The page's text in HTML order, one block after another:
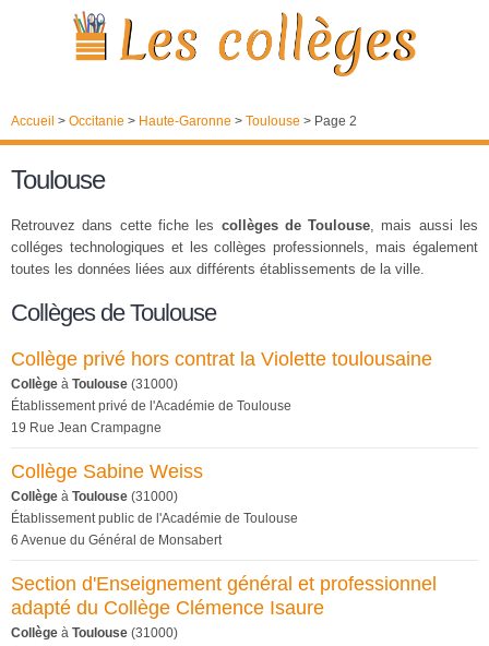
Accueil > Occitanie > Haute-Garonne > Toulouse > Page 2
Toulouse
Retrouvez dans cette fiche les collèges de Toulouse, mais aussi les
colléges technologiques et les collèges professionnels, mais également
toutes les données liées aux différents établissements de la ville.
Collèges de Toulouse
Collège privé hors contrat la Violette toulousaine
Collège à Toulouse (31000)
Établissement privé de l'Académie de Toulouse
19 Rue Jean Crampagne
Collège Sabine Weiss
Collège à Toulouse (31000)
Établissement public de l'Académie de Toulouse
6 Avenue du Général de Monsabert
Section d'Enseignement général et professionnel
adapté du Collège Clémence Isaure
Collège à Toulouse (31000)